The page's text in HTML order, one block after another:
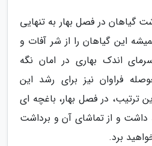
گیاهان در فصل بهار به تنهایی
این گیاهان را از شر آفات و
اندک بهاری در امان نگه
فراوان نیز برای رشد این
ترتیب، در فصل بهار، باغچه ای
داشت و از تماشای آن و برداشت
برد.